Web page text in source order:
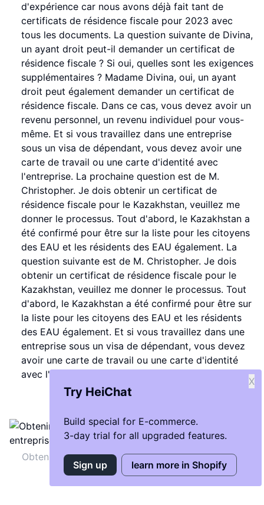
d'expérience car nous avons déjà fait tant de
certificats de résidence fiscale pour 2023 avec
tous les documents. La question suivante de Divina,
un ayant droit peut-il demander un certificat de
résidence fiscale ? Si oui, quelles sont les exigences
supplémentaires ? Madame Divina, oui, un ayant
droit peut également demander un certificat de
résidence fiscale. Dans ce cas, vous devez avoir un
revenu personnel, un revenu individuel pour vous-
même. Et si vous travaillez dans une entreprise
sous un visa de dépendant, vous devez avoir une
carte de travail ou une carte d'identité avec
l'entreprise. La prochaine question est de M.
Christopher. Je dois obtenir un certificat de
résidence fiscale pour le Kazakhstan, veuillez me
donner le processus. Tout d'abord, le Kazakhstan a
été confirmé pour être sur la liste pour les citoyens
des EAU et les résidents des EAU également. La
question suivante est de M. Christopher. Je dois
obtenir un certificat de résidence fiscale pour le
Kazakhstan, veuillez me donner le processus. Tout
d'abord, le Kazakhstan a été confirmé pour être sur
la liste pour les citoyens des EAU et les résidents
des EAU également. Et si vous travaillez dans une
entreprise sous un visa de dépendant, vous devez
avoir une carte de travail ou une carte d'identité
avec l'entreprise également.
Obtenir un certificat de résidence fiscale pour les
entreprises à Dubai
Try HeiChat
Build special for E-commerce.
3-day trial for all upgraded features.
X
Sign up learn more in Shopify